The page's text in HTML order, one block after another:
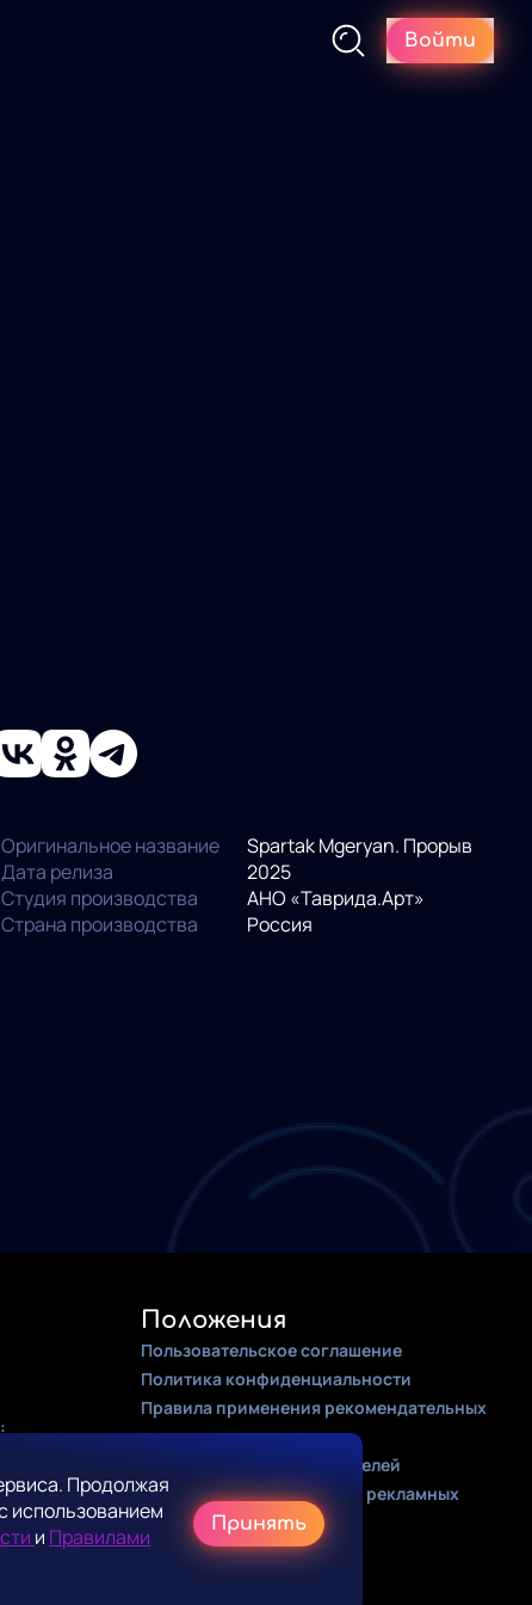
Войти
Оригинальное название
Spartak Mgeryan. Прорыв
Дата релиза
2025
Студия производства
АНО «Таврида.Арт»
Страна производства
Россия
Положения
Пользовательское соглашение
Политика конфиденциальности
Правила применения рекомендательных
алгоритмов
Оферта для правообладателей
Соглашение на получение рекламных
рассылок
Продолжая
использованием
и Правилами
Принять